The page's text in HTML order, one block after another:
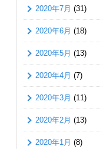
2020年7月 (31)
2020年6月 (18)
2020年5月 (13)
2020年4月 (7)
2020年3月 (11)
2020年2月 (13)
2020年1月 (8)